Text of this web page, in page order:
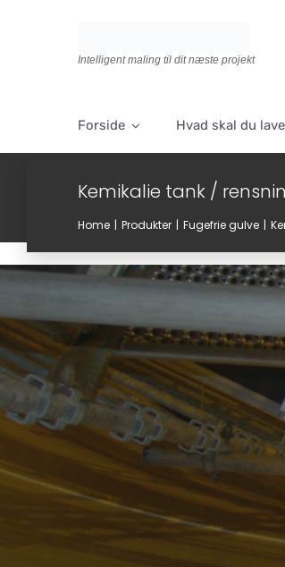
Intelligent maling til dit næste projekt
Forside Hvad skal du
Kemikalie tank /
Home Produkter Fugefrie gulve